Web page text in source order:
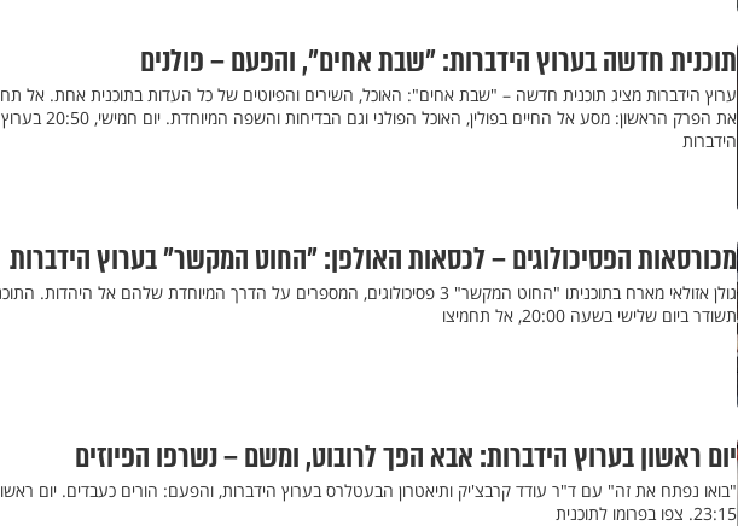
תוכנית חדשה בערוץ הידברות: "שבת אחים", והפעם – פולנים
ערוץ הידברות מציג תוכנית חדשה – "שבת אחים": האוכל, השירים והפיוטים של כל העדות בתוכנית אחת. אל
את הפרק הראשון: מסע אל החיים בפולין, האוכל הפולני וגם הבדיחות והשפה המיוחדת. יום חמישי, 20:50 בערוץ
הידברות
מכורסאות הפסיכולוגים – לכסאות האולפן: "החוט המקשר" בערוץ הידברות
גולן אזולאי מארח בתוכניתו "החוט המקשר" 3 פסיכולוגים, המספרים על הדרך המיוחדת שלהם אל היהדות.
תשודר ביום שלישי בשעה 20:00, אל תחמיצו
יום ראשון בערוץ הידברות: אבא הפך לרובוט, ומשם – נשרפו הפיוזים
"בואו נפתח את זה" עם ד"ר עודד קרבצ'יק ותיאטרון הבעטלרס בערוץ הידברות, והפעם: הורים כעבדים. יום
23:15. צפו בפרומו לתוכנית